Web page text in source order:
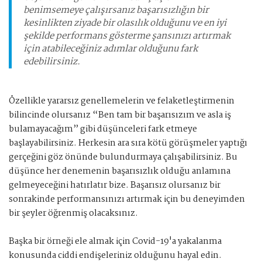
benimsemeye çalışırsanız başarısızlığın bir
kesinlikten ziyade bir olasılık olduğunu ve en iyi
şekilde performans gösterme şansınızı artırmak
için atabileceğiniz adımlar olduğunu fark
edebilirsiniz.
Özellikle yararsız genellemelerin ve felaketleştirmenin
bilincinde olursanız “Ben tam bir başarısızım ve asla iş
bulamayacağım” gibi düşünceleri fark etmeye
başlayabilirsiniz. Herkesin ara sıra kötü görüşmeler yaptığı
gerçeğini göz önünde bulundurmaya çalışabilirsiniz. Bu
düşünce her denemenin başarısızlık olduğu anlamına
gelmeyeceğini hatırlatır bize. Başarısız olursanız bir
sonrakinde performansınızı artırmak için bu deneyimden
bir şeyler öğrenmiş olacaksınız.
Başka bir örneği ele almak için Covid-19'a yakalanma
konusunda ciddi endişeleriniz olduğunu hayal edin.